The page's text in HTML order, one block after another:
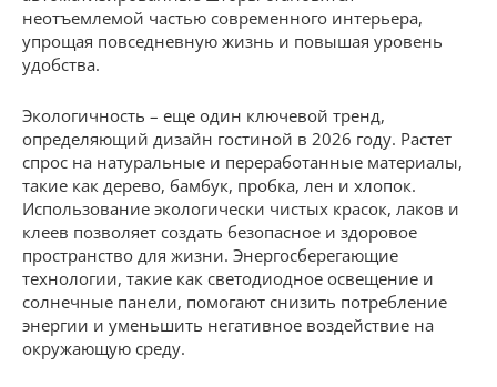
неотъемлемой частью современного интерьера,
упрощая повседневную жизнь и повышая уровень
удобства.
Экологичность – еще один ключевой тренд,
определяющий дизайн гостиной в 2026 году. Растет
спрос на натуральные и переработанные материалы,
такие как дерево, бамбук, пробка, лен и хлопок.
Использование экологически чистых красок, лаков и
клеев позволяет создать безопасное и здоровое
пространство для жизни. Энергосберегающие
технологии, такие как светодиодное освещение и
солнечные панели, помогают снизить потребление
энергии и уменьшить негативное воздействие на
окружающую среду.